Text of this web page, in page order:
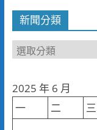
新聞分類
新
類
2025 年 6 月
一
二 三